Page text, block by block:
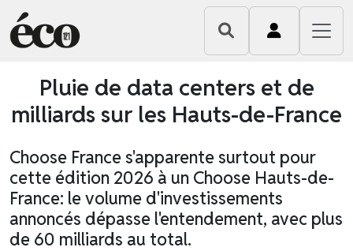
Pluie de data centers et de
milliards sur les Hauts-de-France
Choose France s'apparente surtout pour
cette édition 2026 à un Choose Hauts-de-
France: le volume d'investissements
annoncés dépasse l'entendement, avec plus
de 60 milliards au total.